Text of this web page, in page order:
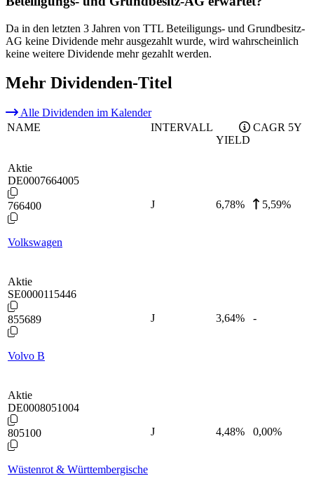
Da in den letzten 3 Jahren von TTL Beteiligungs- und Grundbesitz-
AG keine Dividende mehr ausgezahlt wurde, wird wahrscheinlich
keine weitere Dividende mehr gezahlt werden.
Mehr Dividenden-Titel
Alle Dividenden im Kalender
NAME
INTERVALL
YIELD
CAGR 5Y
Aktie
DE0007664005
766400
Volkswagen
J 6,78% 5,59%
Aktie
SE0000115446
855689
Volvo B
J 3,64% -
Aktie
DE0008051004
805100
Wüstenrot & Württembergische
J 4,48% 0,00%